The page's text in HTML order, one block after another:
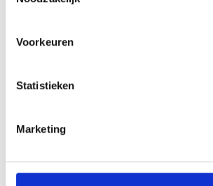
Voorkeuren
Statistieken
Marketing